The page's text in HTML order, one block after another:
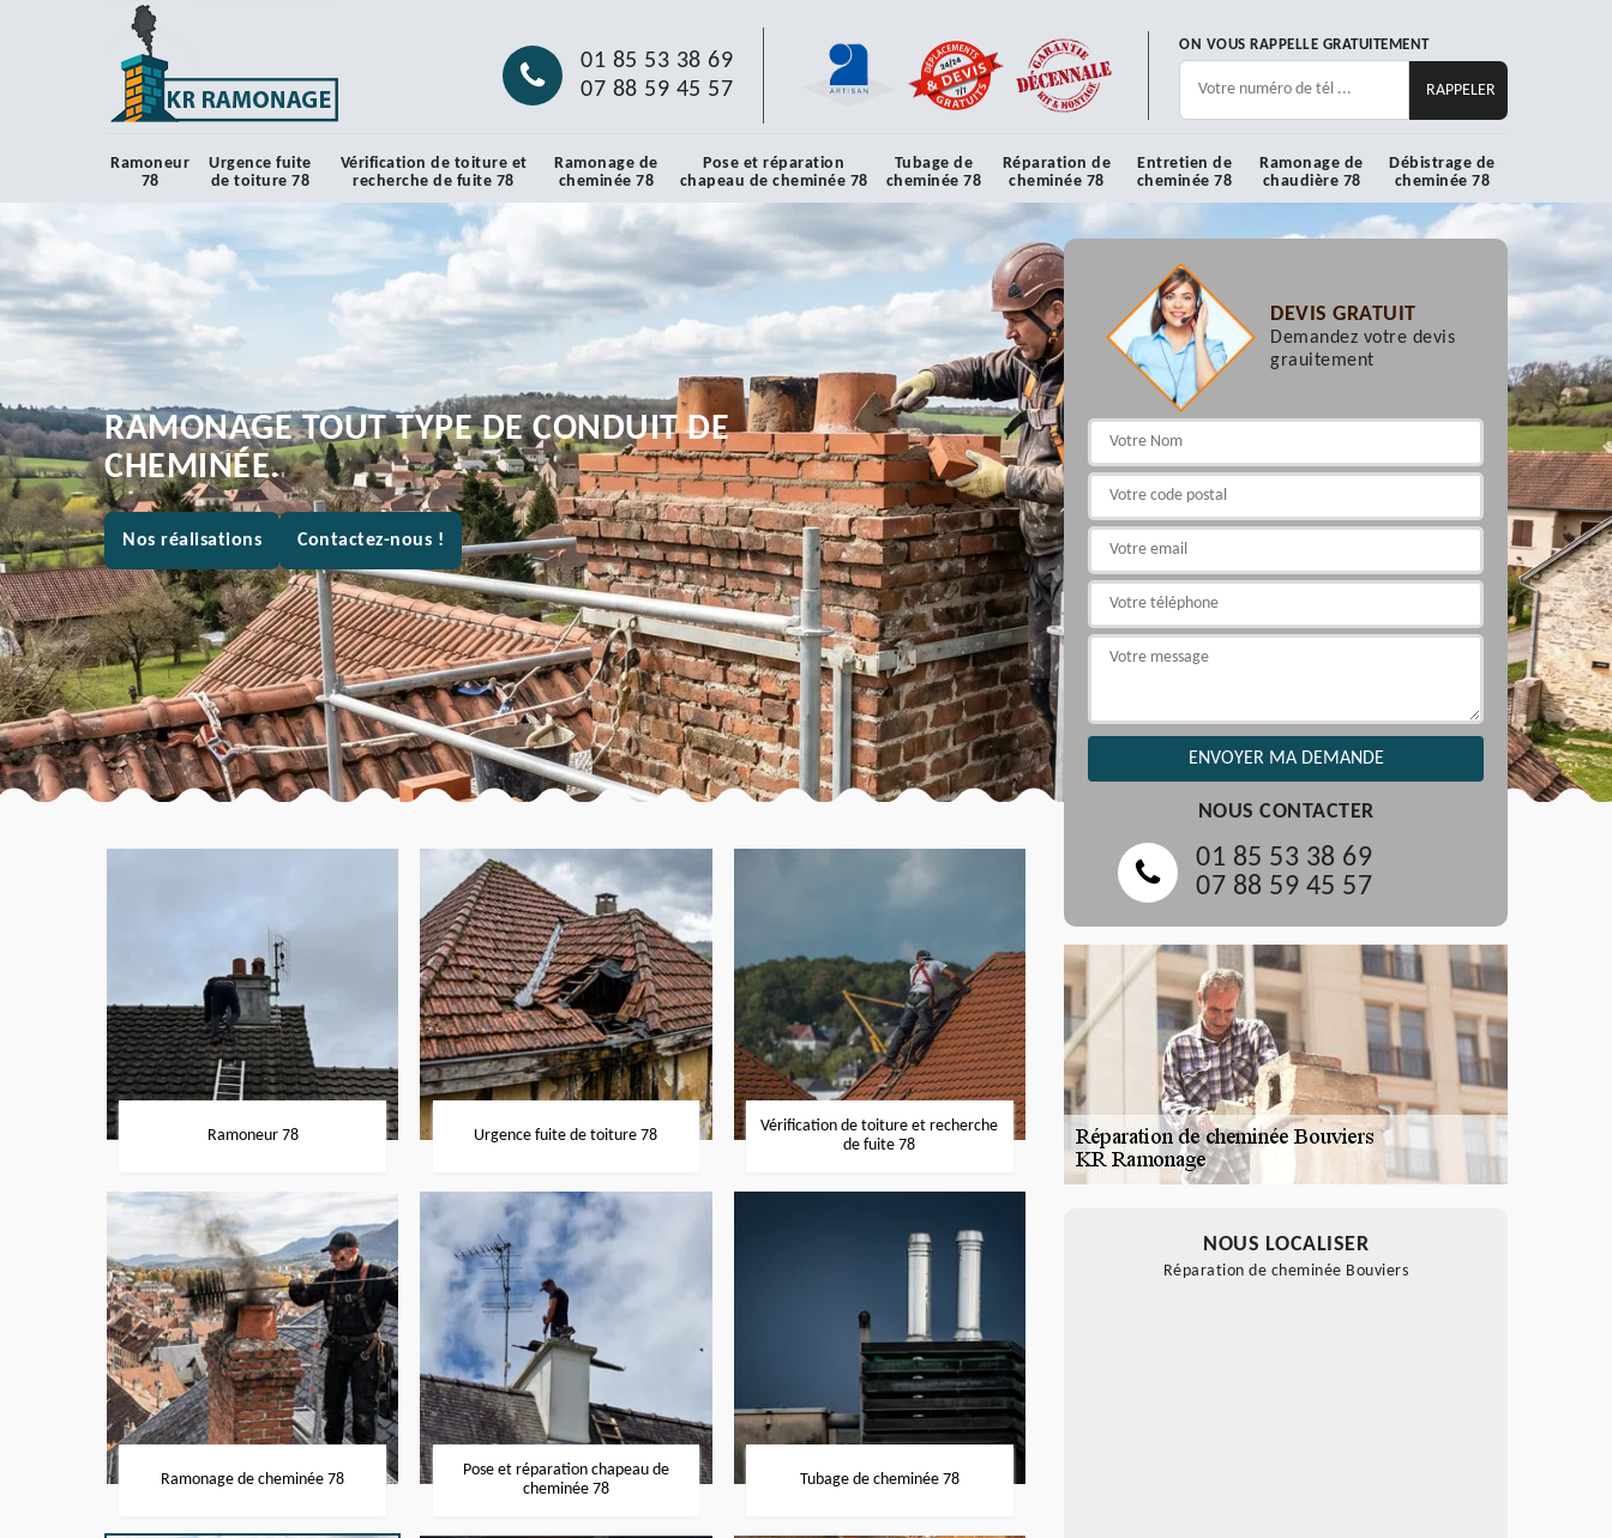
01 85 53 38 69
07 88 59 45 57
ON VOUS RAPPELLE GRATUITEMENT
Ramoneur
78
Urgence fuite
de toiture 78
Vérification de toiture et
recherche de fuite 78
Ramonage de
cheminée 78
Pose et réparation
chapeau de cheminée 78
Tubage de
cheminée 78
Réparation de
cheminée 78
Entretien de
cheminée 78
Ramonage de
chaudière 78
Débistrage de
cheminée 78
RAMONAGE TOUT TYPE DE CONDUIT DE
CHEMINÉE.
Nos réalisations Contactez-nous !
Ramoneur 78 Urgence fuite de toiture 78
Vérification de toiture et recherche
de fuite 78
Ramonage de cheminée 78
Pose et réparation chapeau de
cheminée 78
Tubage de cheminée 78
DEVIS GRATUIT
Demandez votre devis
grauitement
NOUS CONTACTER
01 85 53 38 69
07 88 59 45 57
NOUS LOCALISER
Réparation de cheminée Bouviers